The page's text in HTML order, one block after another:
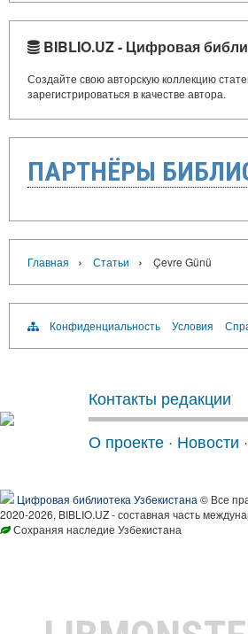
BIBLIO.UZ - Цифровая
Создайте свою авторскую коллекцию
зарегистрироваться в качестве автора.
ПАРТНЁРЫ
Главная › Статьи › Çevre Günü
Конфиденциальность Условия
Контакты редакции
О проекте · Новости ·
Цифровая библиотека Узбекистана © Все
2020-2026, BIBLIO.UZ - составная часть
Сохраняя наследие Узбекистана